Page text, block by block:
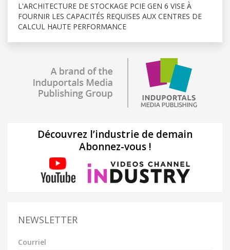
L'ARCHITECTURE DE STOCKAGE PCIE GEN 6 VISE À
FOURNIR LES CAPACITÉS REQUISES AUX CENTRES DE
CALCUL HAUTE PERFORMANCE
Découvrez l’industrie de demain
Abonnez-vous !
NEWSLETTER
Courriel